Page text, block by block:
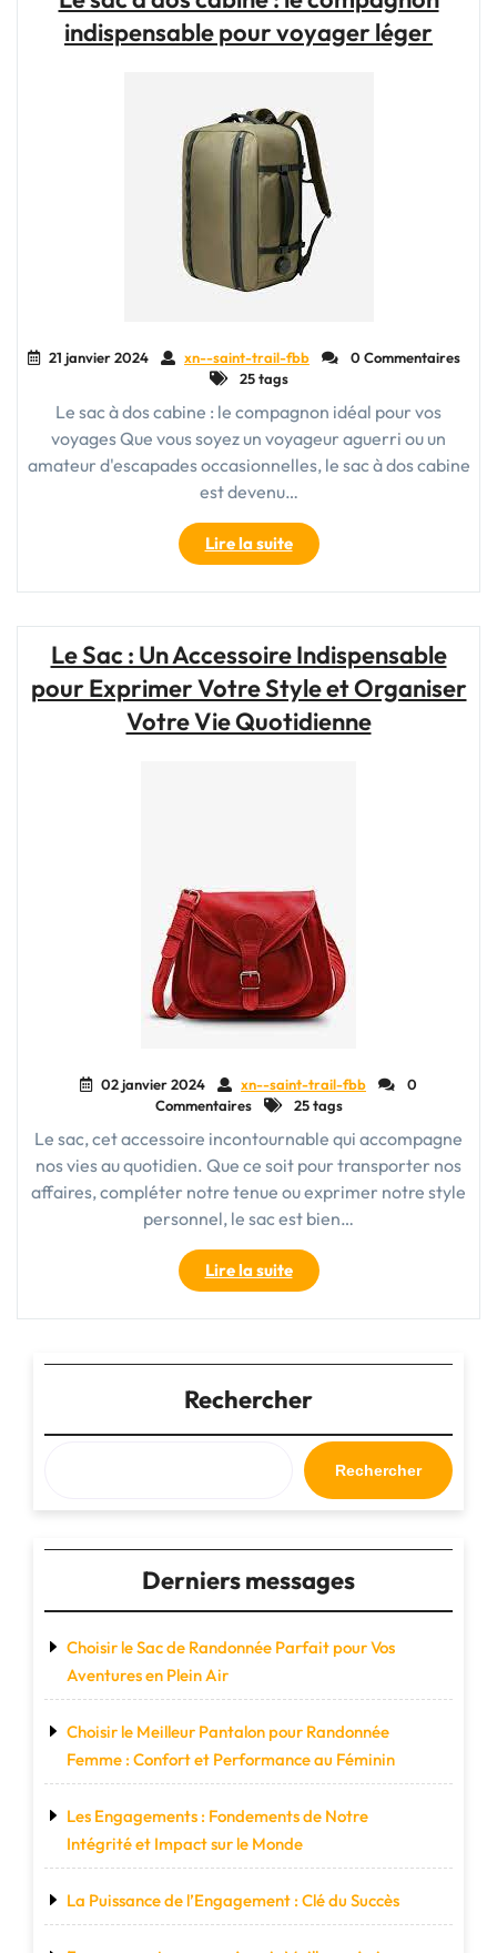
avion
:
voyager
léger
et
pratique"
indispensable pour voyager léger
21 janvier 2024 xn--saint-trail-fbb
0 Commentaires
25 tags
Le sac à dos cabine : le compagnon idéal pour vos
voyages Que vous soyez un voyageur aguerri ou un
amateur d'escapades occasionnelles, le sac à dos cabine
est devenu…
Lire la suite"Le
sac
à
:
le
compagnon
indispensable
Le Sac : Un Accessoire Indispensable
pour Exprimer Votre Style et Organiser
Votre Vie Quotidienne
02 janvier 2024 xn--saint-trail-fbb
0
Commentaires
25 tags
Le sac, cet accessoire incontournable qui accompagne
nos vies au quotidien. Que ce soit pour transporter nos
affaires, compléter notre tenue ou exprimer notre style
personnel, le sac est bien…
Lire la suite"Le
Sac
:
Accessoire
Indispensable
pour
Exprimer
Votre
Style
Vie
Quotidienne"
Rechercher
Rechercher
Derniers messages
Choisir le Sac de Randonnée Parfait pour Vos
Aventures en Plein Air
Choisir le Meilleur Pantalon pour Randonnée
Femme : Confort et Performance au Féminin
Les Engagements : Fondements de Notre
Intégrité et Impact sur le Monde
La Puissance de l’Engagement : Clé du Succès